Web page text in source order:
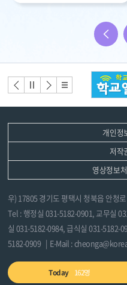
배
너
모
음
배너
이전
배너
정지
배너
다음
배너
리스
트
개인정
저작
영상정보
우) 17805 경기도 평택시 청북읍 안청
Tel : 행정실 031-5182-0901, 교무실
실 031-5182-0984, 급식실 031-
5182-0909 | E-Mail :
Today 162명